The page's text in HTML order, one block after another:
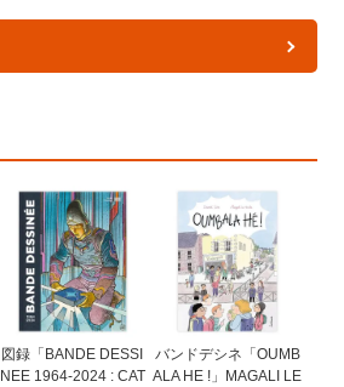
図録「BANDE DESSI
NEE 1964-2024 : CAT
バンドデシネ「OUMB
ALA HE !」MAGALI LE